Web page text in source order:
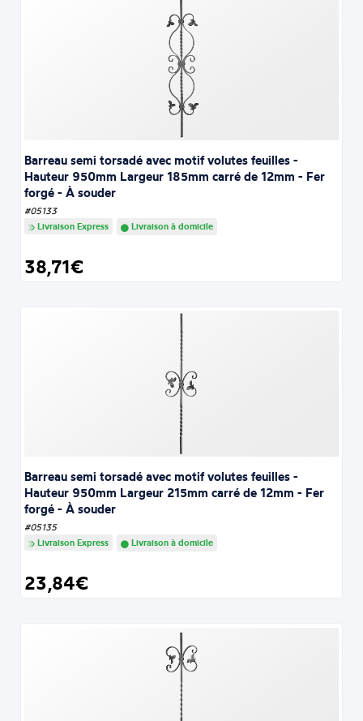
Barreau semi torsadé avec motif volutes feuilles -
Hauteur 950mm Largeur 185mm carré de 12mm - Fer
forgé - À souder
#05133
Livraison Express
Livraison à domicile
38,71€
Barreau semi torsadé avec motif volutes feuilles -
Hauteur 950mm Largeur 215mm carré de 12mm - Fer
forgé - À souder
#05135
Livraison Express
Livraison à domicile
23,84€